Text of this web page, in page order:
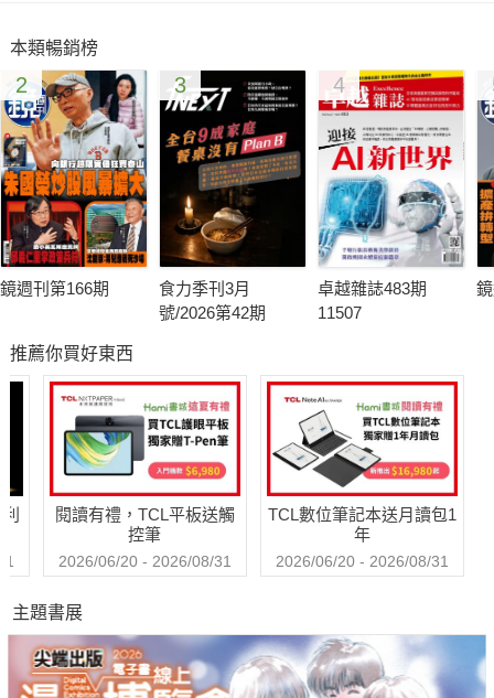
本類暢銷榜
2
鏡週刊第166期
3
食力季刊3月
號/2026第42期
4
卓越雜誌483期
11507
推薦你買好東西
閱讀有禮，TCL平板送觸
控筆
2026/06/20 - 2026/08/31
TCL數位筆記本送月讀包1
年
2026/06/20 - 2026/08/31
主題書展